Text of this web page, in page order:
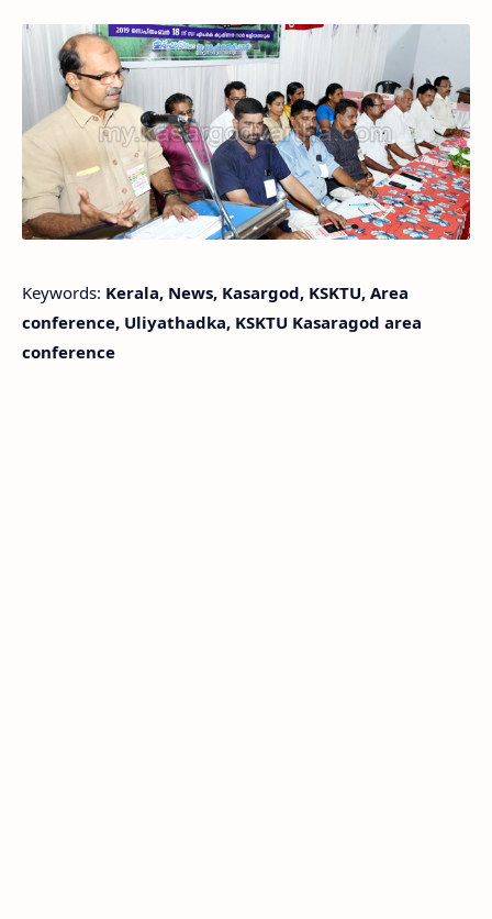
Keywords: Kerala, News, Kasargod, KSKTU, Area
conference, Uliyathadka, KSKTU Kasaragod area
conference